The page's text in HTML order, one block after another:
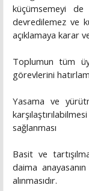
küçümsemeyi
devredilemez ve
açıklamaya karar
Toplumun tüm
görevlerini
Yasama ve
sağlanması
Basit ve
daima
alınmasıdır.